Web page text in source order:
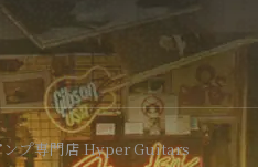
ンプ専門店 Hyper Guitars